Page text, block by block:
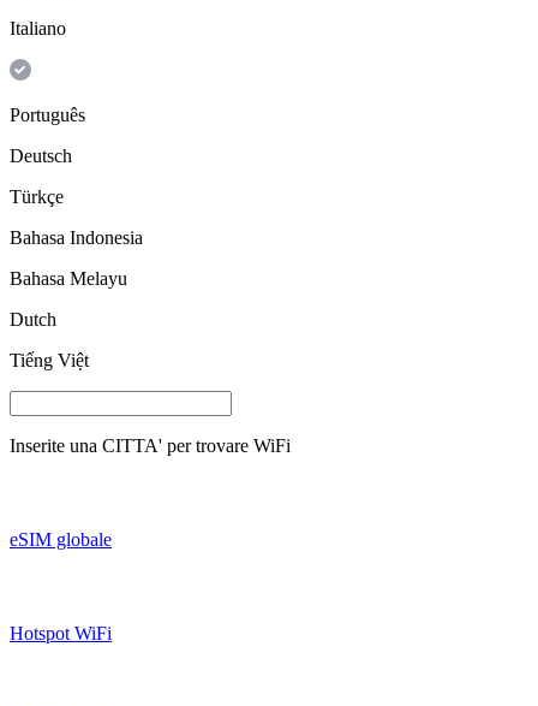
Italiano
Português
Deutsch
Türkçe
Bahasa Indonesia
Bahasa Melayu
Dutch
Tiếng Việt
Inserite una CITTA' per trovare WiFi
eSIM globale
Hotspot WiFi